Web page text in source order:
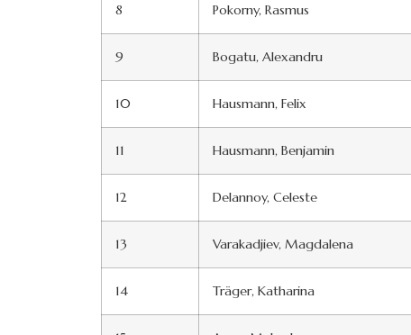
8 Pokorny, Rasmus
9 Bogatu, Alexandru
10 Hausmann, Felix
11 Hausmann, Benjamin
12 Delannoy, Celeste
13 Varakadjiev, Magdalena
14 Träger, Katharina